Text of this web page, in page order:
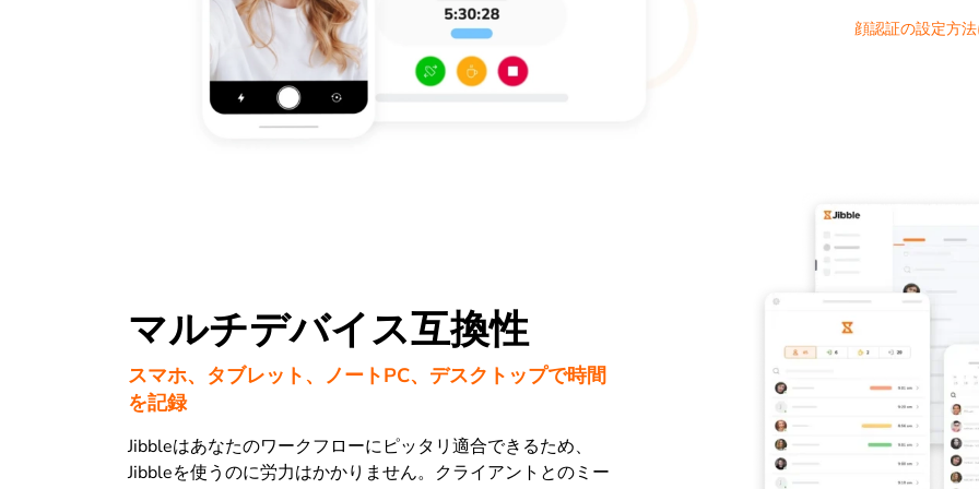
顔認証の設定方
マルチデバイス互換性
スマホ、タブレット、ノートPC、デスクトップで時間
を記録
Jibbleはあなたのワークフローにピッタリ適合できるため、
Jibbleを使うのに労力はかかりません。クライアントとのミー